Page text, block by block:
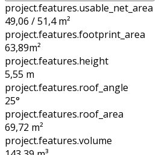
project.features.usable_net_area
49,06 / 51,4 m²
project.features.footprint_area
63,89m²
project.features.height
5,55 m
project.features.roof_angle
25°
project.features.roof_area
69,72 m²
project.features.volume